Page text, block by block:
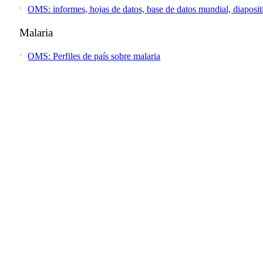
OMS: informes, hojas de datos, base de datos mundial,
Malaria
OMS: Perfiles de país sobre malaria